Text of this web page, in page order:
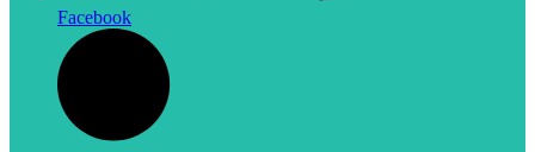
Facebook